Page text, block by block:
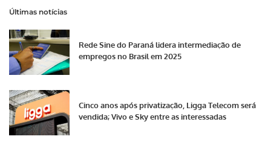
Últimas notícias
Rede Sine do Paraná lidera intermediação de
empregos no Brasil em 2025
Cinco anos após privatização, Ligga Telecom será
vendida; Vivo e Sky entre as interessadas